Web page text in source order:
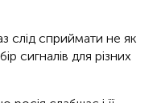
слід сприймати не як
сигналів для різних